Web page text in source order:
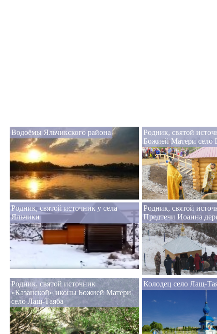
Водоёмы Яльчикского района
Родник, святой
Божией Матери село
Родник, святой источник у села
Яльчики
Родник, святой
Предтечи Иоанна
Родник, святой источник
«Казанской» иконы Божией Матери
село Лащ-Таяба
Колодец село Лащ-